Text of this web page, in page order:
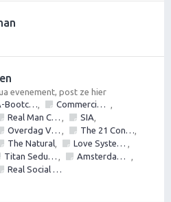
evenement, post ze hier
VersierWorkshops en PickupSeminars , Commerciële bedrijven / Reviews van versier workshops en pick up bootcamps
,
Real Man Conference , SIA,
Overdag Vrouwen Versieren.nl , The 21 Convention
,
The Natural, Love Systems
,
Titan Seduction , Amsterdam Bootcamps
,
Real Social Dynamics